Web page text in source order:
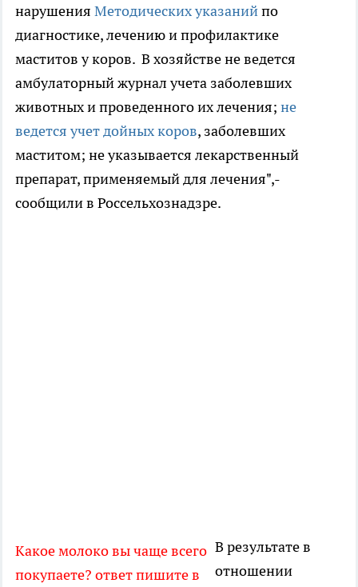
нарушения Методических указанийпо
диагностике, лечению и профилактике
маститов у коров. В хозяйстве не ведется
амбулаторный журнал учета заболевших
животных и проведенного их лечения; не
ведется учет дойных коров, заболевших
маститом; не указывается лекарственный
препарат, применяемый для лечения",-
сообщили в Россельхознадзре.
Какое молоко вы чаще всего
покупаете? ответ пишите в
В результате в
отношении